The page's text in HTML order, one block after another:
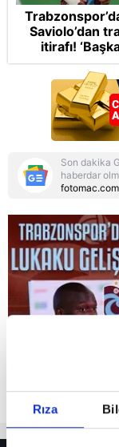
Rıza
Reddet
Saviolo’dan
itirafı!
izlemeye
Son dakika
haberdar